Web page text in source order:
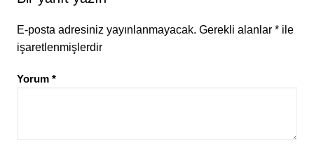
E-posta adresiniz yayınlanmayacak. Gerekli alanlar *ile
işaretlenmişlerdir
Yorum *